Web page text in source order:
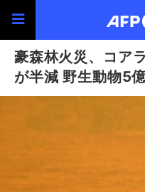
豪森林火災、コア
が半減 野生動物5